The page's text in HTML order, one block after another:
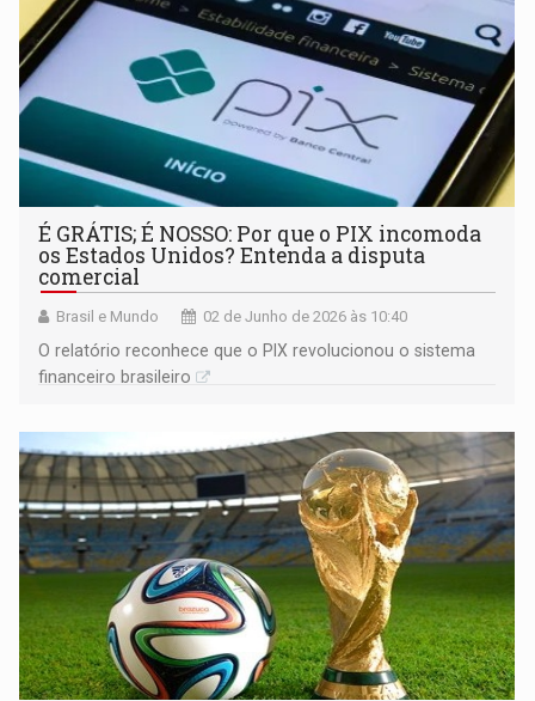
É GRÁTIS; É NOSSO: Por que o PIX incomoda
os Estados Unidos? Entenda a disputa
comercial
Brasil e Mundo 02 de Junho de 2026 às 10:40
O relatório reconhece que o PIX revolucionou o sistema
financeiro brasileiro